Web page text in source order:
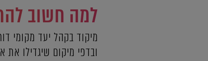
למה חשוב
מיקוד בקהל יעד מקומי
ובדפי מיקום שיגדילו את